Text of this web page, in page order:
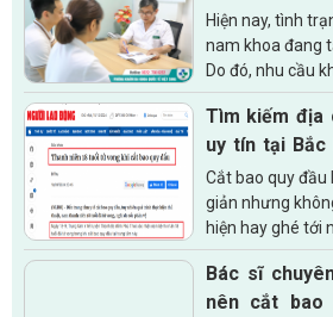
Hiện nay, tình
nam khoa đang
Do đó, nhu cầu
khoa cũng tăng
trị căn bệnh của
Tìm kiếm địa
uy tín tại Bắc
khoa Quốc tế
Cắt bao quy
giản nhưng
hiện hay ghé tới
có chuyên môn
lựa chọn một địa
Bác sĩ
nên cắt